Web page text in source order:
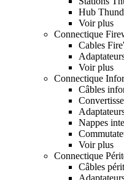
Hub
Voir plus
Connectique
Cables
Voir plus
Connectique
Câbles
Nappes
Voir plus
Connectique
Câbles